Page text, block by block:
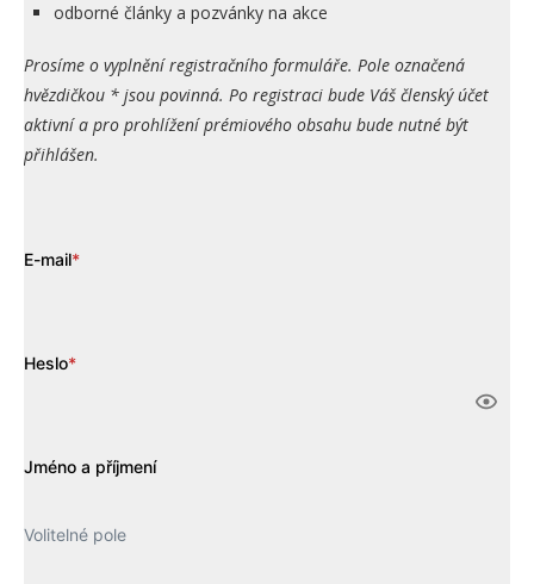
odborné články a pozvánky na akce
Prosíme o vyplnění registračního formuláře. Pole označená
hvězdičkou * jsou povinná. Po registraci bude Váš členský účet
aktivní a pro prohlížení prémiového obsahu bude nutné být
přihlášen.
E-mail*
Heslo*
Jméno a příjmení
Volitelné pole